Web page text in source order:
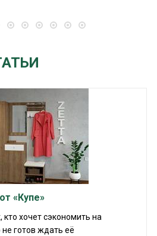
«Купе»
хочет сэкономить на
готов ждать её